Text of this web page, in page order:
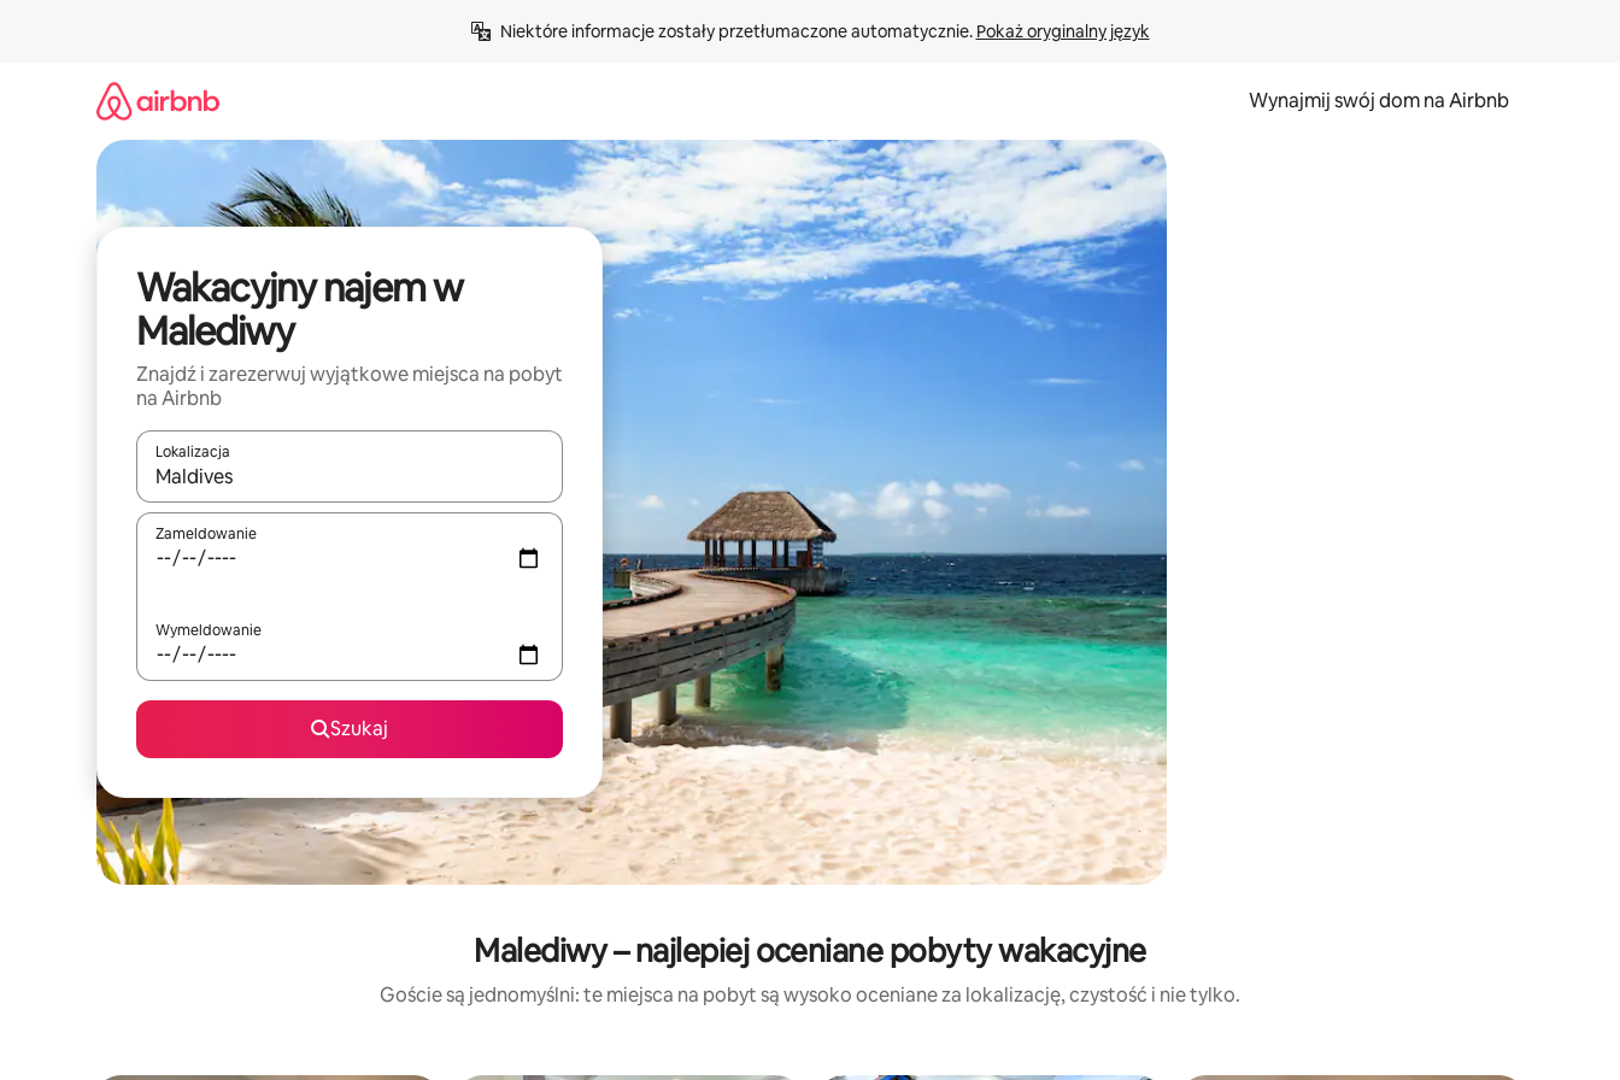
Niektóre informacje zostały przetłumaczone automatycznie. Pokaż oryginalny język
Wynajmij swój dom na Airbnb
Wakacyjny najem w
Malediwy
Znajdź i zarezerwuj wyjątkowe miejsca na pobyt
na Airbnb
Lokalizacja
Gdy wyniki będą dostępne, możesz poruszać się po nich za pomocą klawiszy strzałek w górę i w dół lub przeglądać je za pomocą gestów dotykowych lub przesuwania.
Zameldowanie
Wymeldowanie
Szukaj
Malediwy – najlepiej oceniane pobyty wakacyjne
Goście są jednomyślni: te miejsca na pobyt są wysoko oceniane za lokalizację, czystość i nie tylko.